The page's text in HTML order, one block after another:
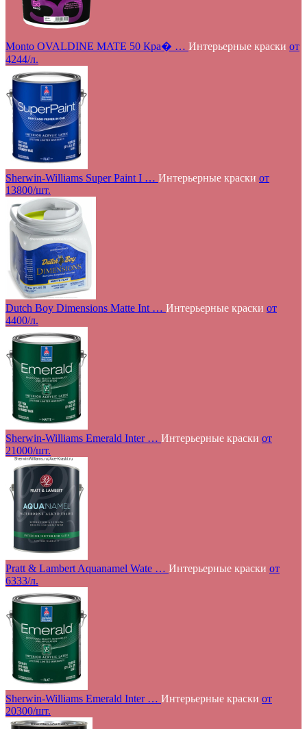
Monto OVALDINE MATE 50 Кра� … Интерьерные краски от
4244/л.
Sherwin-Williams Super Paint I … Интерьерные краски от
13800/шт.
Dutch Boy Dimensions Matte Int … Интерьерные краски от
4400/л.
Sherwin-Williams Emerald Inter … Интерьерные краски от
21000/шт.
Pratt & Lambert Aquanamel Wate … Интерьерные краски от
6333/л.
Sherwin-Williams Emerald Inter … Интерьерные краски от
20300/шт.